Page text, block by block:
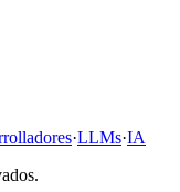
·LLMs·IA